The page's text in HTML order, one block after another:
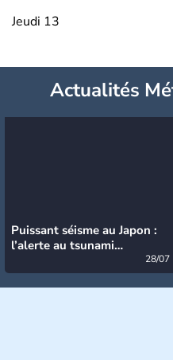
Jeudi 13
Actualités
Puissant séisme au Japon :
l’alerte au tsunami
28/07